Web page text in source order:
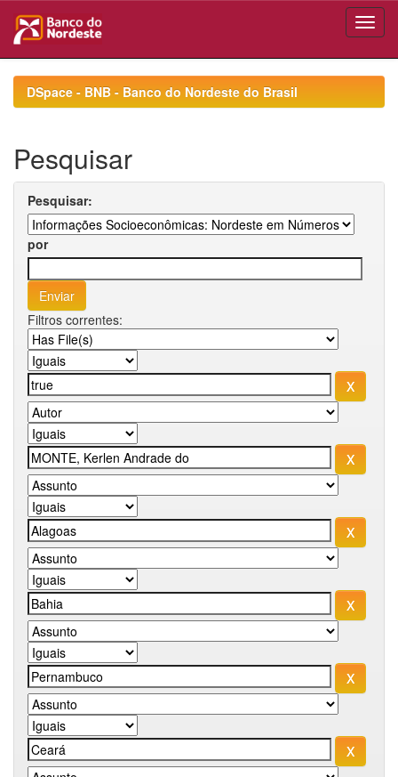
navigationDSpace - BNB - Banco do Nordeste do Brasil
Pesquisar
Pesquisar:
por
Filtros correntes: